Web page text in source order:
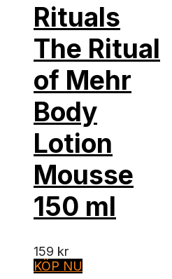
Rituals
The Ritual
of Mehr
Body
Lotion
Mousse
150 ml
159 kr
KÖP NU